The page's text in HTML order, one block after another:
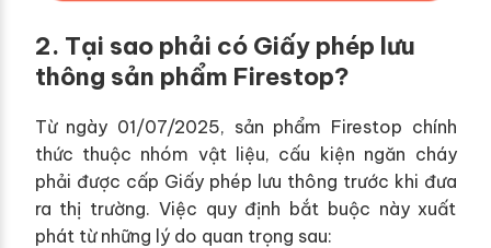
2. Tại sao phải có Giấy phép lưu
thông sản phẩm Firestop?
Từ ngày 01/07/2025, sản phẩm Firestop chính
thức thuộc nhóm vật liệu, cấu kiện ngăn cháy
phải được cấp Giấy phép lưu thông trước khi đưa
ra thị trường. Việc quy định bắt buộc này xuất
phát từ những lý do quan trọng sau: